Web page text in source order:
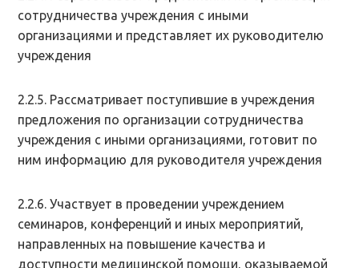
сотрудничества учреждения с иными
организациями и представляет их руководителю
учреждения
2.2.5. Рассматривает поступившие в учреждения
предложения по организации сотрудничества
учреждения с иными организациями, готовит по
ним информацию для руководителя учреждения
2.2.6. Участвует в проведении учреждением
семинаров, конференций и иных мероприятий,
направленных на повышение качества и
доступности медицинской помощи, оказываемой